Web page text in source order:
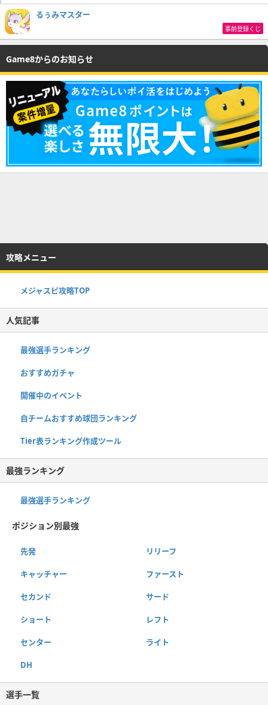
るぅみマスター
事前登録くじ
Game8からのお知らせ
攻略メニュー
メジャスピ攻略TOP
人気記事
最強選手ランキング
おすすめガチャ
開催中のイベント
自チームおすすめ球団ランキング
Tier表ランキング作成ツール
最強ランキング
最強選手ランキング
ポジション別最強
先発 リリーフ
キャッチャー ファースト
セカンド サード
ショート レフト
センター ライト
DH
選手一覧